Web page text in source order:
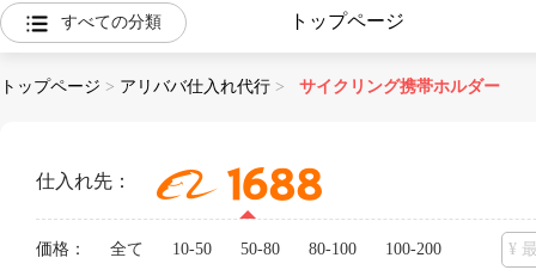
中国語
すべての分類 トップページ
トップページ > アリババ仕入れ代行 > サイクリング携帯ホルダー
仕入れ先：
価格： 全て 10-50 50-80 80-100 100-200